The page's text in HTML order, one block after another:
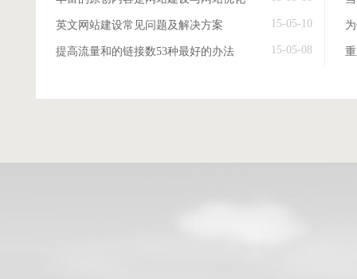
英文网站建设常见问题及解决方案 15-05-10
提高流量和的链接数53种最好的办法 15-05-08